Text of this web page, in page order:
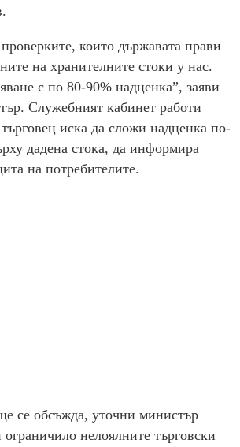
които държавата прави
на хранителните стоки у нас.
с по 80-90% надценка”, заяви
Служебният кабинет работи
иска да сложи надценка по-
дадена стока, да информира
на потребителите.
се обсъжда, уточни министър
нелоялните търговски